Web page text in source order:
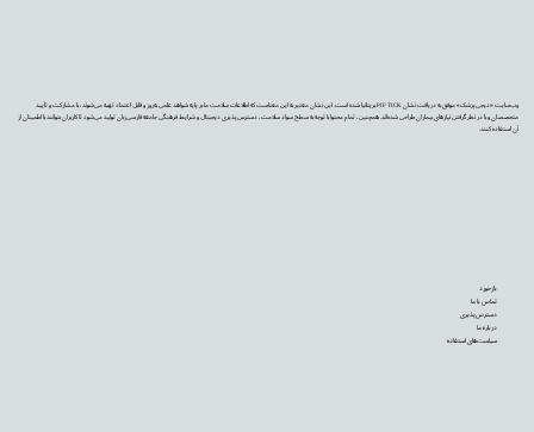
وب‌سایت «دیجی‌پزشک» موفق به دریافت نشان PIF TICK بریتانیا شده است. این نشان معتبر به این معناست که اطلاعات سلامت ما بر پایه شواهد علمی به‌روز و قابل اعتماد تهیه می‌شوند، با مشارکت و تأیید
متخصصان و با در نظر گرفتن نیازهای بیماران طراحی شده‌اند. همچنین، تمام محتوا با توجه به سطح سواد سلامت، دسترس‌پذیری دیجیتال و شرایط فرهنگی جامعه فارسی‌زبان تولید می‌شود تا کاربران بتوانند با اطمینان از
آن استفاده کنند.
بازخورد
تماس با ما
دسترس‌پذیری
درباره ما
سیاست‌های استفاده